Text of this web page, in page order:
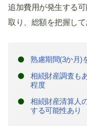
追加費用が発生する
取り、総額を把握して
熟慮期間(3か月)
相続財産調査も
程度
相続財産清算人
する可能性あり